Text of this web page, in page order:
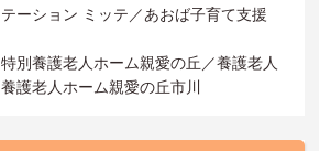
ーション ミッテ／あおば子育て支援
特別養護老人ホーム親愛の丘／養護老人
護老人ホーム親愛の丘市川